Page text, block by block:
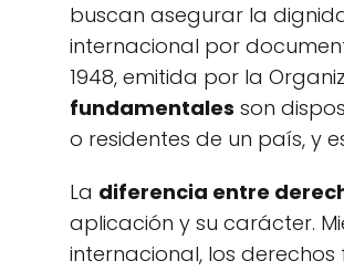
buscan asegurar la
internacional por
1948, emitida por la
fundamentales son
o residentes de un país, y
La diferencia entre
aplicación y su carácter.
internacional, los